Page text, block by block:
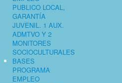
PUBLICO LOCAL,
GARANTÍA
JUVENIL. 1 AUX.
ADMTVO Y 2
MONITORES
SOCIOCULTURALES
BASES
PROGRAMA
EMPLEO